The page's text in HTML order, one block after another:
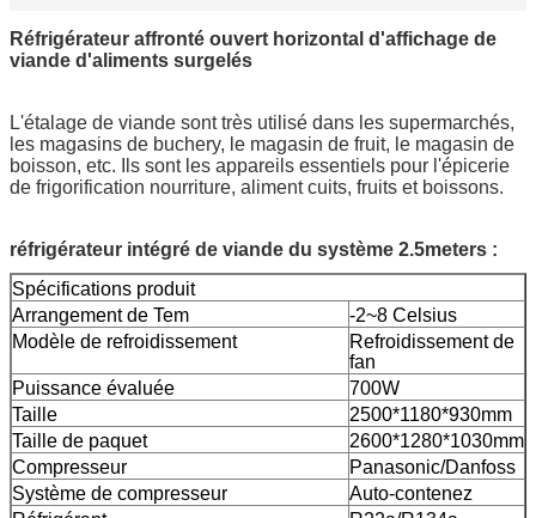
Réfrigérateur affronté ouvert horizontal d'affichage de
viande d'aliments surgelés
L'étalage de viande sont très utilisé dans les supermarchés,
les magasins de buchery, le magasin de fruit, le magasin de
boisson, etc. Ils sont les appareils essentiels pour l'épicerie
de frigorification nourriture, aliment cuits, fruits et boissons.
réfrigérateur intégré de viande du système 2.5meters :
Spécifications produit
Arrangement de Tem
-2~8 Celsius
Modèle de refroidissement
Refroidissement de
fan
Puissance évaluée
700W
Taille
2500*1180*930mm
Taille de paquet
2600*1280*1030mm
Compresseur
Panasonic/Danfoss
Système de compresseur
Auto-contenez